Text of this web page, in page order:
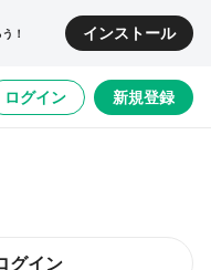
！ インストール
ログイン 新規登録
グイン